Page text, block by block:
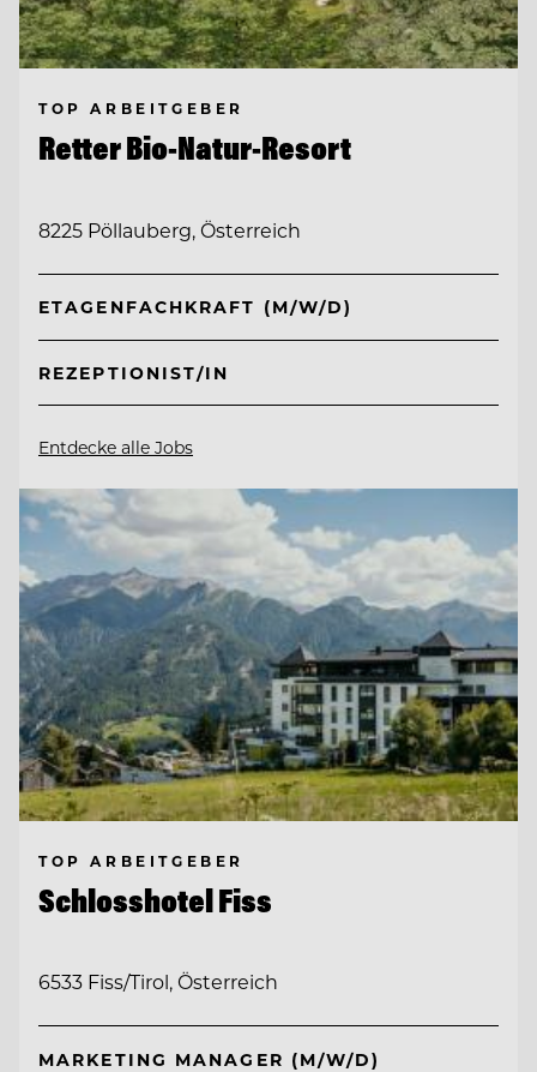
TOP ARBEITGEBER
Retter Bio-Natur-Resort
8225 Pöllauberg, Österreich
ETAGENFACHKRAFT (M/W/D)
REZEPTIONIST/IN
Entdecke alle Jobs
TOP ARBEITGEBER
Schlosshotel Fiss
6533 Fiss/Tirol, Österreich
MARKETING MANAGER (M/W/D)